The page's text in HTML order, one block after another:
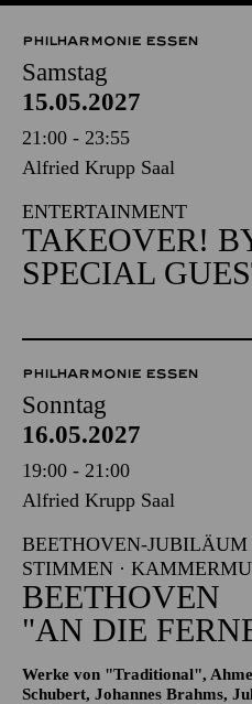
Premierenabo Oper+Ballett
Die Veranstaltung ist vom
PHILHARMONIE ESSEN
Samstag
15.05.2027
21:00 - 23:55
Alfried Krupp Saal
ENTERTAINMENT
SPECIAL
PHILHARMONIE ESSEN
Sonntag
16.05.2027
19:00 - 21:00
Alfried Krupp Saal
BEETHOVEN-JUBILÄUM
TIMMEN ·
BEETHOVEN